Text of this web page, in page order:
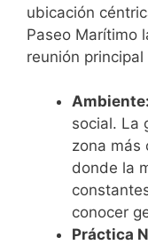
ubicación
Paseo Marítimo
reunión
Ambiente:
social. La
zona más
donde la
conocer
Práctica